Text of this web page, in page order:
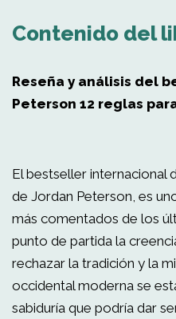
Contenido del
Reseña y análisis del
Peterson 12 reglas
El bestseller internacional
de Jordan Peterson, es
más comentados de los
punto de partida la
rechazar la tradición y la
occidental moderna se
sabiduría que podría dar